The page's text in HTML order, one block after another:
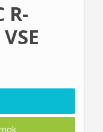
R-